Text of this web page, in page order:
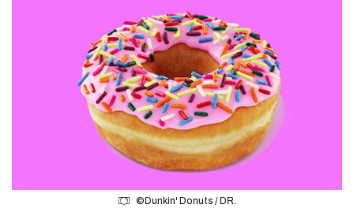
©Dunkin' Donuts / DR.